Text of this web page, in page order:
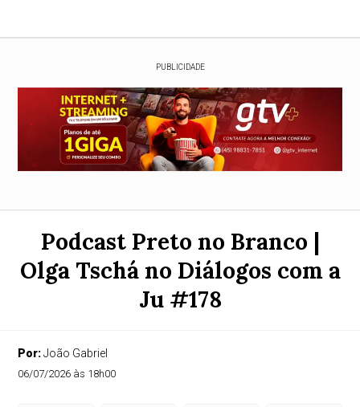
PUBLICIDADE
Podcast Preto no Branco |
Olga Tschá no Diálogos com a
Ju #178
Por:João Gabriel
06/07/2026 às 18h00